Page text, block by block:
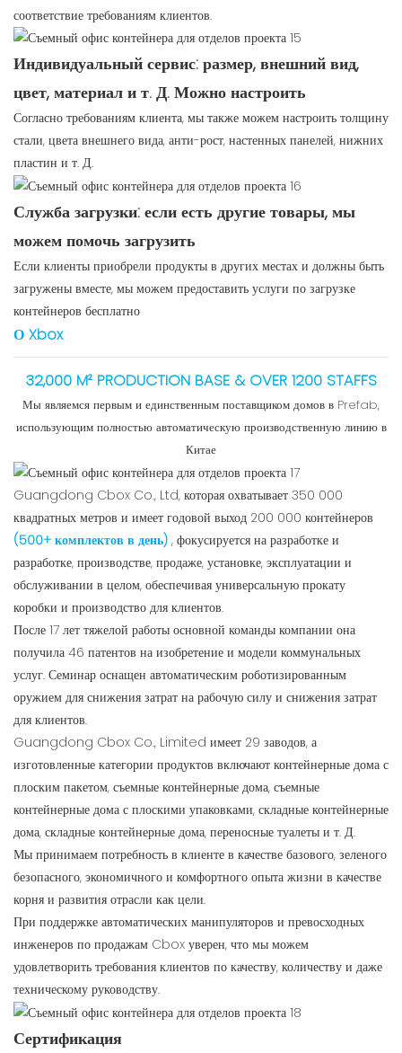
соответствие требованиям клиентов.
Индивидуальный сервис: размер, внешний вид,
цвет, материал и т. Д. Можно настроить
Согласно требованиям клиента, мы также можем настроить толщину
стали, цвета внешнего вида, анти-рост, настенных панелей, нижних
пластин и т. Д.
Служба загрузки: если есть другие товары, мы
можем помочь загрузить
Если клиенты приобрели продукты в других местах и ​​должны быть
загружены вместе, мы можем предоставить услуги по загрузке
контейнеров бесплатно
О Xbox
32,000 M² PRODUCTION BASE & OVER 1200 STAFFS
Мы являемся первым и единственным поставщиком домов в Prefab,
использующим полностью автоматическую производственную линию в
Китае
Guangdong Cbox Co., Ltd, которая охватывает 350 000
квадратных метров и имеет годовой выход 200 000 контейнеров
(500+ комплектов в день) , фокусируется на разработке и
разработке, производстве, продаже, установке, эксплуатации и
обслуживании в целом, обеспечивая универсальную прокату
коробки и производство для клиентов.
После 17 лет тяжелой работы основной команды компании она
получила 46 патентов на изобретение и модели коммунальных
услуг. Семинар оснащен автоматическим роботизированным
оружием для снижения затрат на рабочую силу и снижения затрат
для клиентов.
Guangdong Cbox Co., Limited имеет 29 заводов, а
изготовленные категории продуктов включают контейнерные дома с
плоским пакетом, съемные контейнерные дома, съемные
контейнерные дома с плоскими упаковками, складные контейнерные
дома, складные контейнерные дома, переносные туалеты и т. Д.
Мы принимаем потребность в клиенте в качестве базового, зеленого
безопасного, экономичного и комфортного опыта жизни в качестве
корня и развития отрасли как цели.
При поддержке автоматических манипуляторов и превосходных
инженеров по продажам Cbox уверен, что мы можем
удовлетворить требования клиентов по качеству, количеству и даже
техническому руководству.
Сертификация